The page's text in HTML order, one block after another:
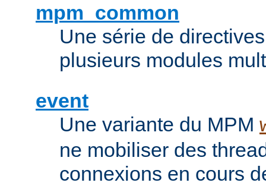
mpm_common
Une série de
plusieurs modules
event
Une variante du MPM
ne mobiliser des
connexions en cours